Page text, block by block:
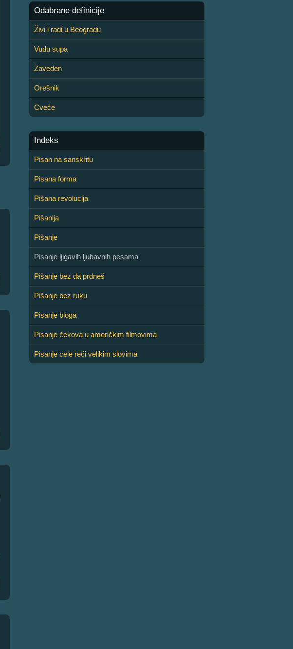
Odabrane definicije
Živi i radi u Beogradu
Vudu supa
Zaveden
Orešnik
Cveće
Indeks
Pisan na sanskritu
Pisana forma
Pišana revolucija
Pišanija
Pišanje
Pisanje ljigavih ljubavnih pesama
Pišanje bez da prdneš
Pišanje bez ruku
Pisanje bloga
Pisanje čekova u američkim filmovima
Pisanje cele reči velikim slovima